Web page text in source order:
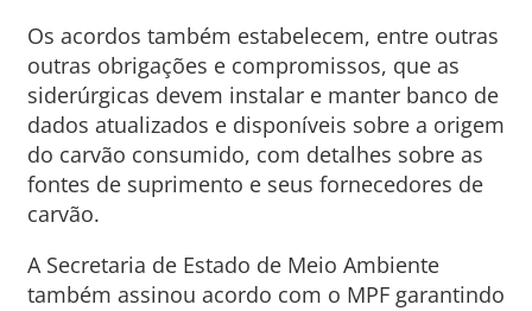
Os acordos também estabelecem, entre outras
outras obrigações e compromissos, que as
siderúrgicas devem instalar e manter banco de
dados atualizados e disponíveis sobre a origem
do carvão consumido, com detalhes sobre as
fontes de suprimento e seus fornecedores de
carvão.
A Secretaria de Estado de Meio Ambiente
também assinou acordo com o MPF garantindo